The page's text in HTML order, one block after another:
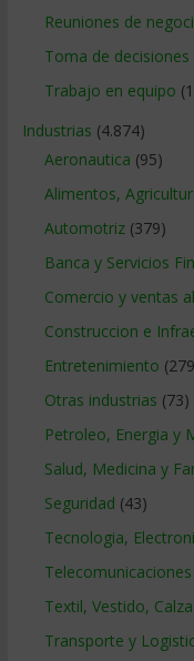
Reuniones de
Toma de decisiones
Trabajo en equipo
Industrias (4.874)
Aeronautica (95)
Alimentos,
Automotriz(379)
Banca y Servicios
Comercio y ventas
Construccion e
Entretenimiento
Otras industrias (73)
Petroleo, Energia y
Salud, Medicina y
Seguridad (43)
Tecnologia,
Telecomunicaciones
Textil, Vestido,
Transporte y